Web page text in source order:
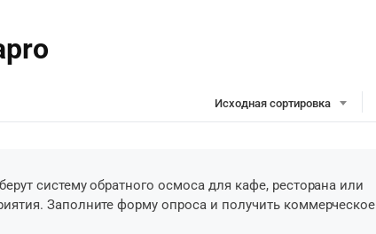
Исходная сортировка
систему обратного осмоса для кафе, ресторана или
Заполните форму опроса и получить коммерческое